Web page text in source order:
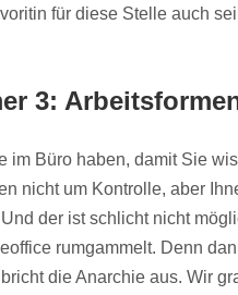
für diese Stelle auch
3:
im Büro haben, damit Sie
nicht um Kontrolle, aber
der ist schlicht nicht
rumgammelt. Denn
die Anarchie aus. Wir